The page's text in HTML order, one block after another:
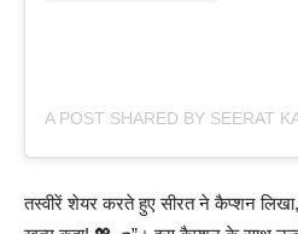
तस्वीरें शेयर करते हुए सीरत ने कैप्शन